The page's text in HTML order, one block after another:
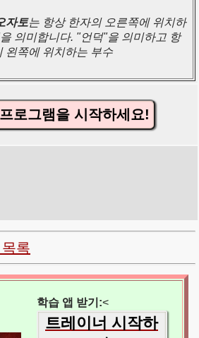
자토는 항상 한자의 오른쪽에 위치하
의미합니다. "언덕"을 의미하고 항
왼쪽에 위치하는 부수
로그램을 시작하세요!
록
학습 앱 받기:<
트레이너 시작하